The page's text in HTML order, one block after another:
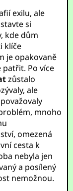
exilu, ale
si
kde dům
klíče
je opakovaně
patřit. Po více
zůstalo
ale
mnoho
omezená
cesta k
nebyla jen
a posílený
nemožnou.